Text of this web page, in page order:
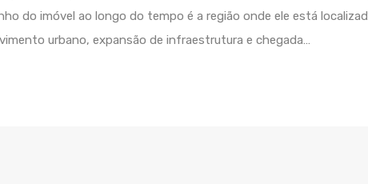
do imóvel ao longo do tempo é a região onde ele está
urbano, expansão de infraestrutura e chegada…